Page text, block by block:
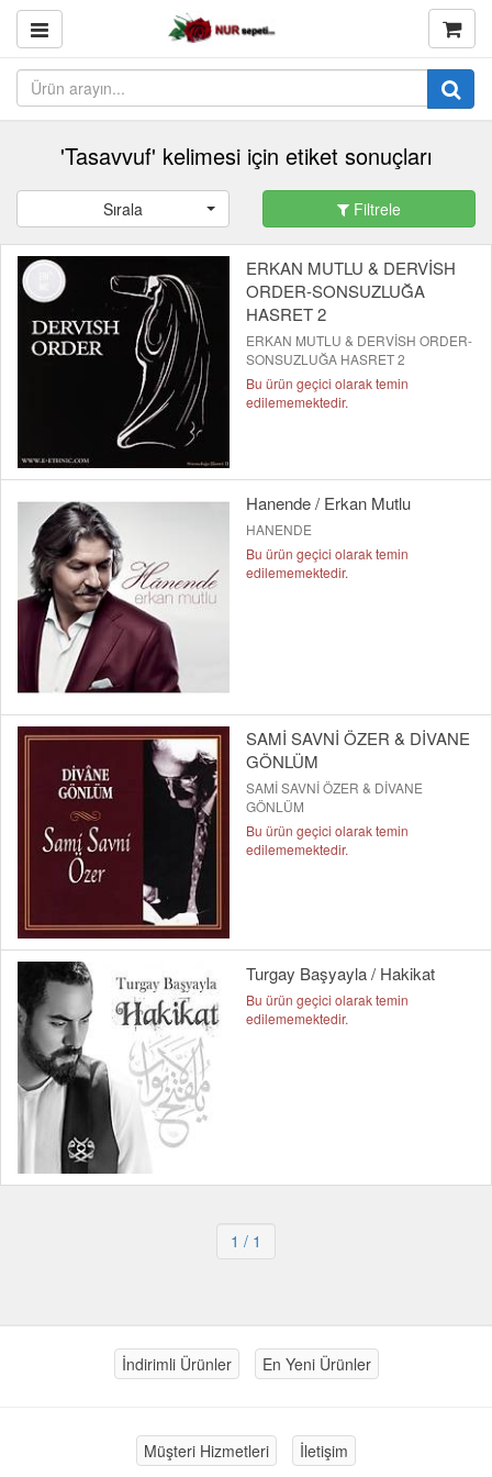
'Tasavvuf' kelimesi için etiket sonuçları
Sırala Filtrele
ERKAN MUTLU & DERVİSH
ORDER-SONSUZLUĞA
HASRET 2
ERKAN MUTLU & DERVİSH ORDER-
SONSUZLUĞA HASRET 2
Bu ürün geçici olarak temin
edilememektedir.
Hanende / Erkan Mutlu
HANENDE
Bu ürün geçici olarak temin
edilememektedir.
SAMİ SAVNİ ÖZER & DİVANE
GÖNLÜM
SAMİ SAVNİ ÖZER & DİVANE
GÖNLÜM
Bu ürün geçici olarak temin
edilememektedir.
Turgay Başyayla / Hakikat
Bu ürün geçici olarak temin
edilememektedir.
1 / 1
İndirimli Ürünler En Yeni Ürünler
Müşteri Hizmetleri İletişim